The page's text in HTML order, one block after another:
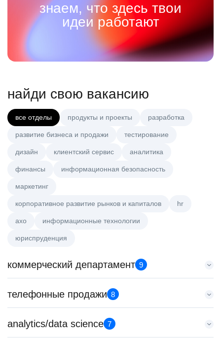
знаем, что здесь твои
идеи работают
найди свою вакансию
все отделы продукты и проекты разработка
развитие бизнеса и продажи тестирование
дизайн клиентский сервис аналитика
финансы информационная безопасность
маркетинг
корпоративное развитие рынков и капиталов hr
axo информационные технологии
юриспруденция
коммерческий департамент 9
Key Account Manager (EdTech)
HeadHunter::Коммерческий департамент
150000 ₽
телефонные продажи 8
Специалист телемаркетинга
HeadHunter::Телефонные продажи
analytics/data science 7